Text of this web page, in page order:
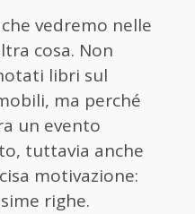
vedremo nelle
cosa. Non
libri sul
ma perché
un evento
tuttavia anche
motivazione:
righe.